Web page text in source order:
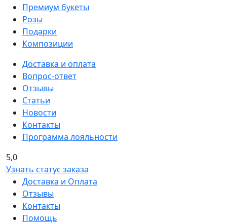
Премиум букеты
Розы
Подарки
Композиции
Доставка и оплата
Вопрос-ответ
Отзывы
Статьи
Новости
Контакты
Программа лояльности
5,0
Узнать статус заказа
Доставка и Оплата
Отзывы
Контакты
Помощь